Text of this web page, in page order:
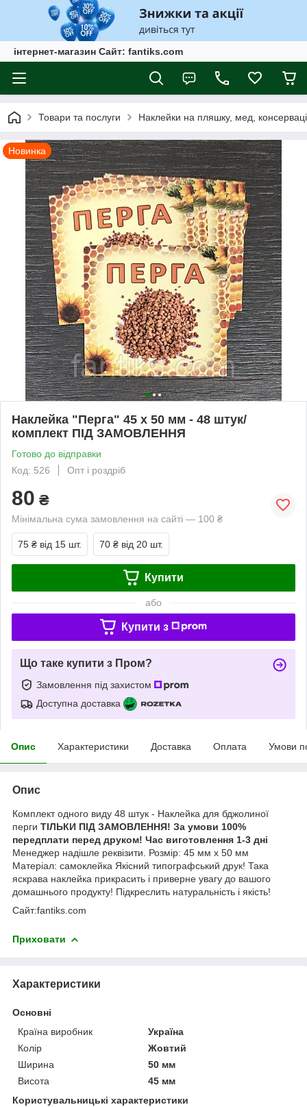
інтернет-магазин Сайт: fantiks.com
Товари та послуги Наклейки на пляшку, мед,
Новинка
Наклейка "Перга" 45 х 50 мм - 48 штук/
комплект ПІД ЗАМОВЛЕННЯ
Готово до відправки
Код: 526
Опт і роздріб
80 ₴
Мінімальна сума замовлення на сайті — 100 ₴
75 ₴ від 15 шт. 70 ₴ від 20 шт.
Купити
або
Купити з
Що таке купити з Пром?
Замовлення під захистом
Доступна доставка
Опис Характеристики Доставка Оплата Умови
Опис
Комплект одного виду 48 штук - Наклейка для бджолиної
перги ТІЛЬКИ ПІД ЗАМОВЛЕННЯ! За умови 100%
передплати перед друком! Час виготовлення 1-3 дні
Менеджер надішле реквізити. Розмір: 45 мм х 50 мм
Матеріал: самоклейка Якісний типографський друк! Така
яскрава наклейка прикрасить і приверне увагу до вашого
домашнього продукту! Підкреслить натуральність і якість!
Сайт:fantiks.com
Приховати
Характеристики
Основні
Країна виробник
Україна
Колір
Жовтий
Ширина
50 мм
Висота
45 мм
Користувальницькі характеристики